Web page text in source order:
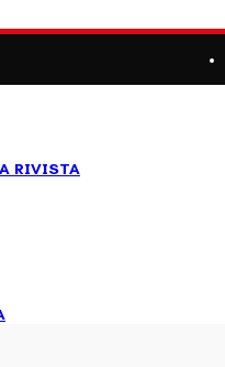
RIVISTA